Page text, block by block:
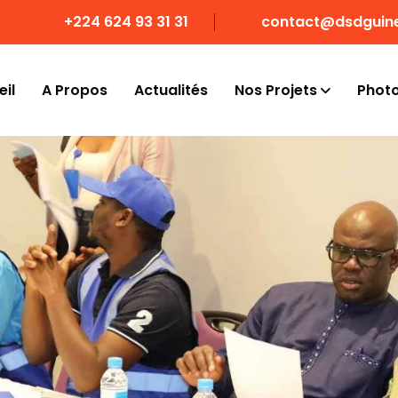
+224 624 93 31 31
A Propos Actualités Nos Projets